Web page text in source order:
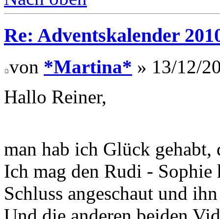
Re: Adventskalender
von *Martina* » 13/12/
Hallo Reiner,
man hab ich Glück gehabt,
Ich mag den Rudi - Sophie
Schluss angeschaut und